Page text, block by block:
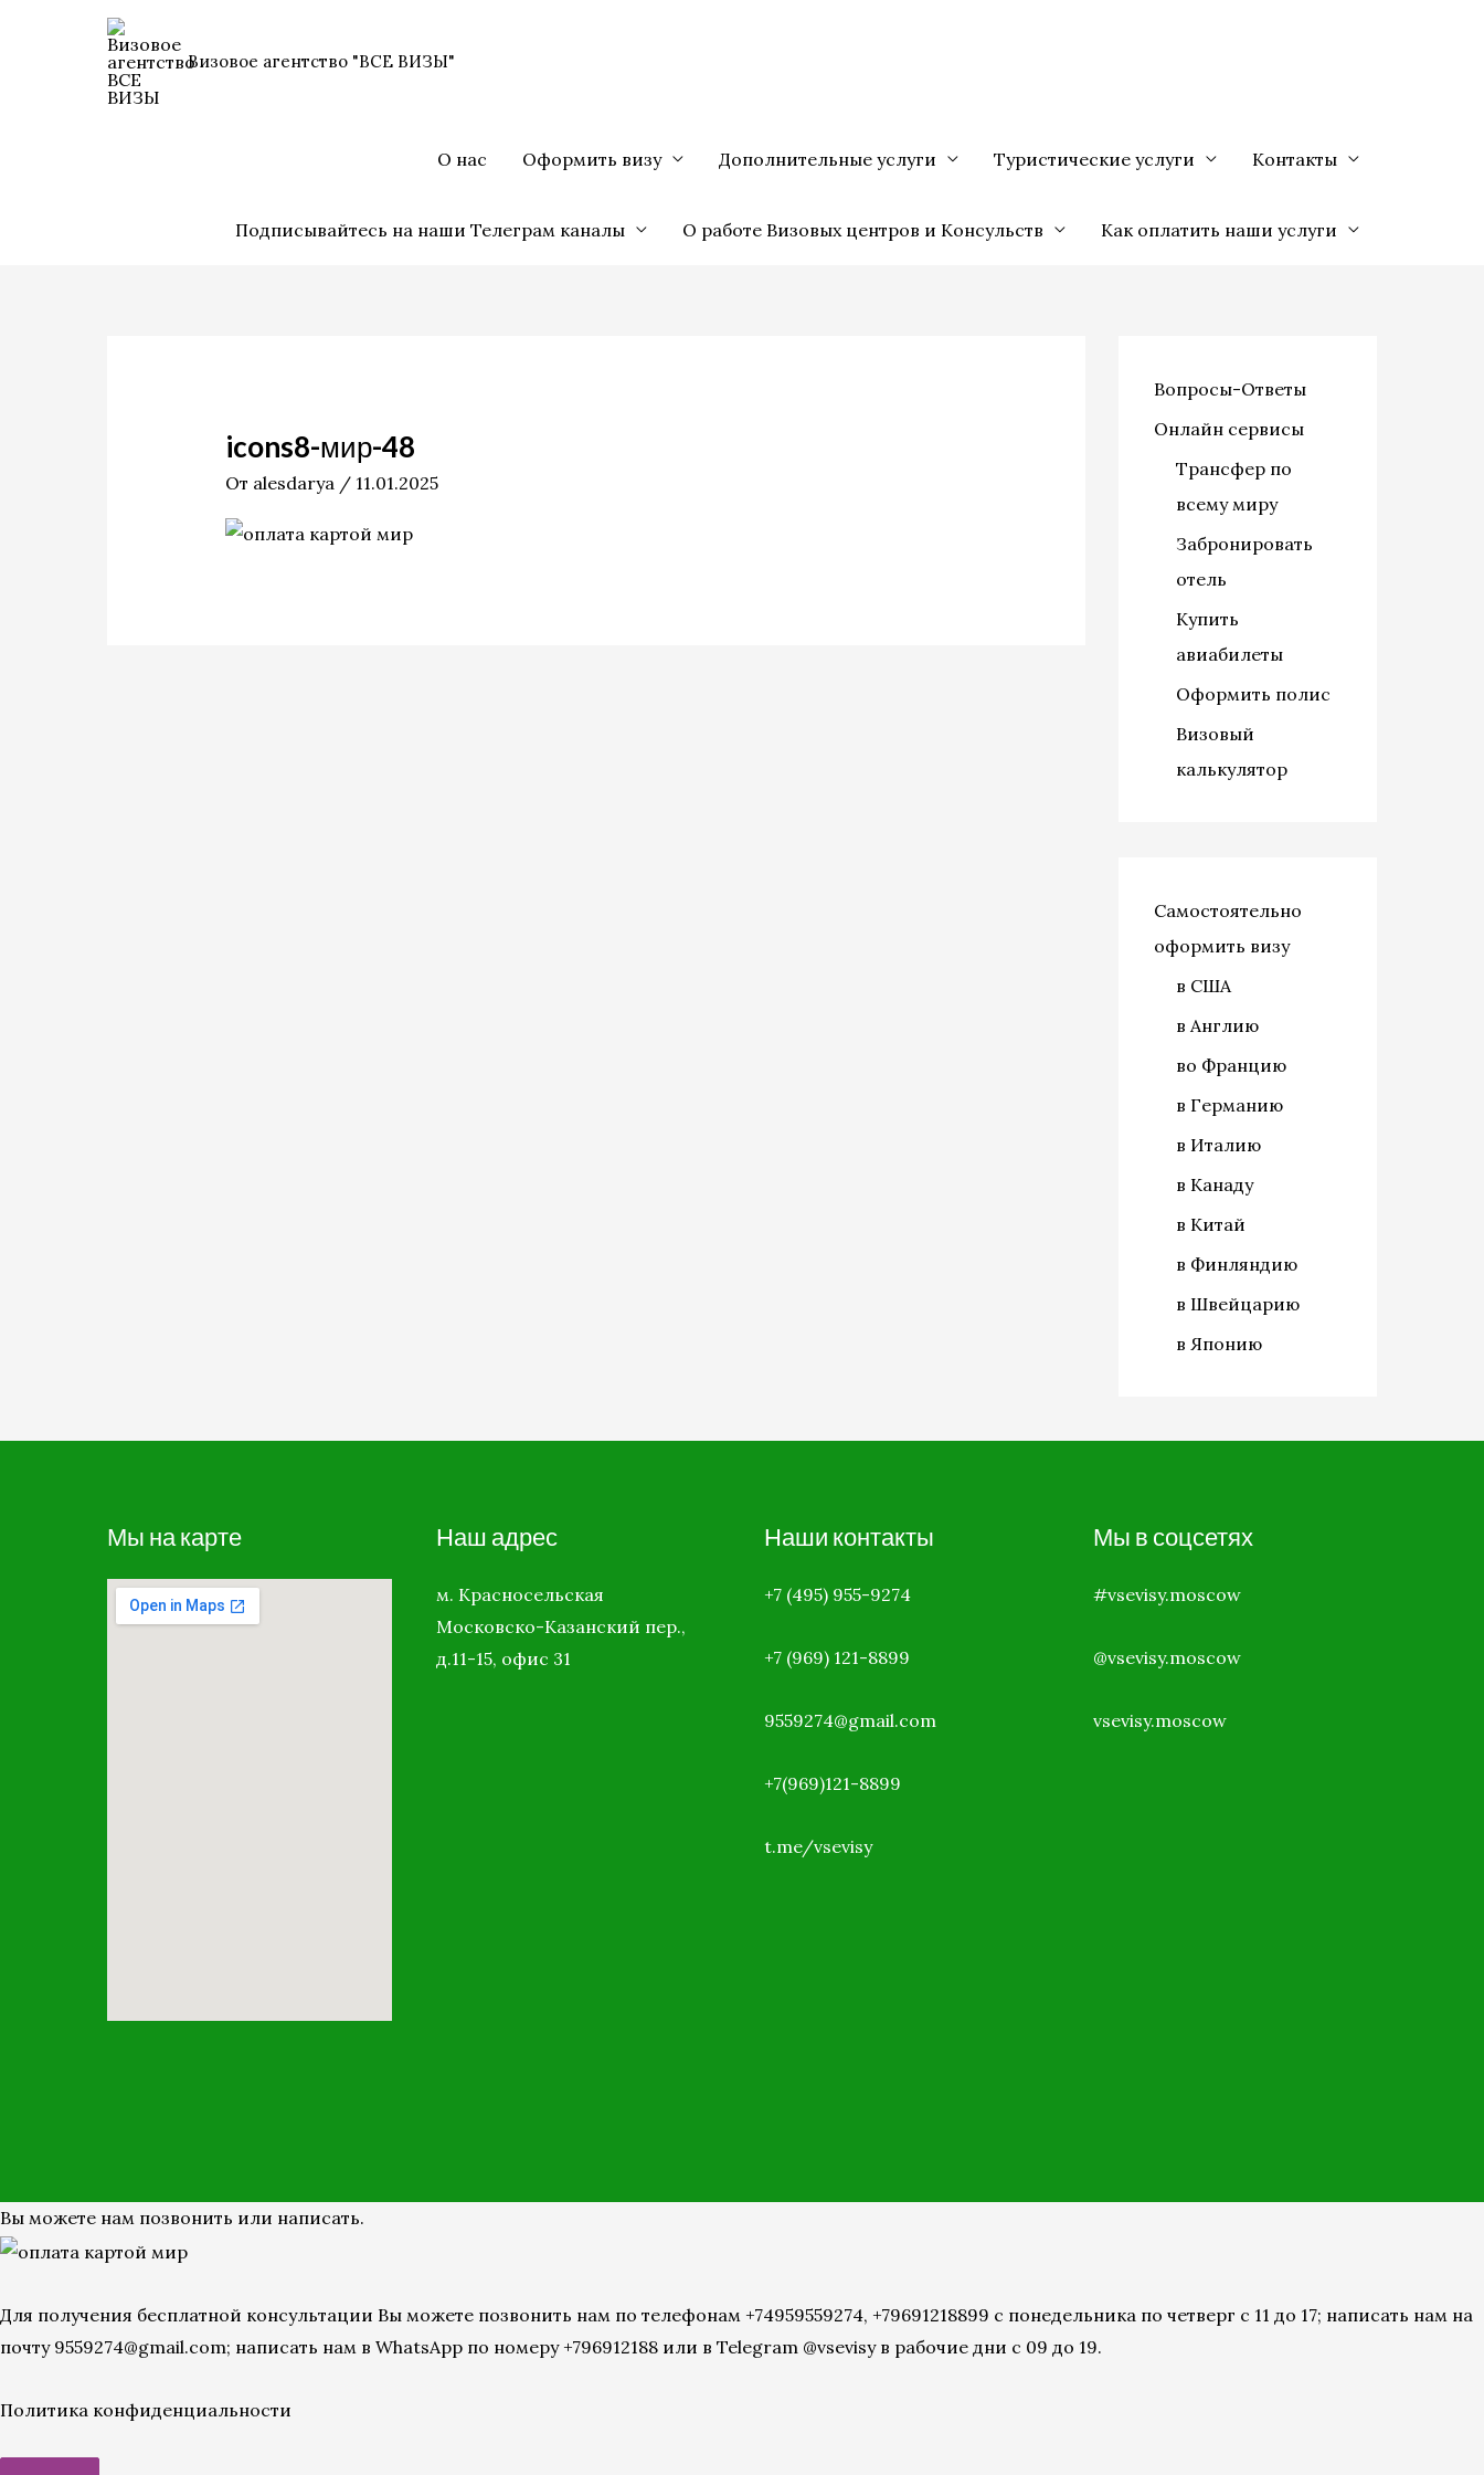
содержимому
Визовое агентство "ВСЕ ВИЗЫ"
О нас Оформить визу Дополнительные услуги Туристические услуги Контакты
Подписывайтесь на наши Телеграм каналы О работе Визовых центров и Консульств Как оплатить наши услуги
icons8-мир-48
От alesdarya / 11.01.2025
Вопросы-Ответы
Онлайн сервисы
Трансфер по
всему миру
Забронировать
отель
Купить
авиабилеты
Оформить полис
Визовый
калькулятор
Самостоятельно
оформить визу
в США
в Англию
во Францию
в Германию
в Италию
в Канаду
в Китай
в Финляндию
в Швейцарию
в Японию
Мы на карте Наш адрес
м. Красносельская
Московско-Казанский пер.,
д.11-15, офис 31
Наши контакты
+7 (495) 955-9274
+7 (969) 121-8899
9559274@gmail.com
+7(969)121-8899
t.me/vsevisy
Мы в соцсетях
#vsevisy.moscow
@vsevisy.moscow
vsevisy.moscow
Вы можете нам позвонить или написать.
Для получения бесплатной консультации Вы можете позвонить нам по телефонам +74959559274, +79691218899 с понедельника по четверг с 11 до 17; написать нам на
почту 9559274@gmail.com; написать нам в WhatsApp по номеру +796912188 или в Telegram @vsevisy в рабочие дни с 09 до 19.
Политика конфиденциальности